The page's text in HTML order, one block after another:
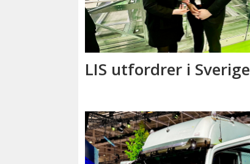
LIS utfordrer i Sverige